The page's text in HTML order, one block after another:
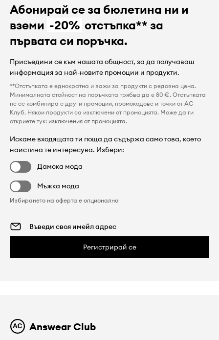
Абонирай се за бюлетина ни и
вземи -20% отстъпка** за
първата си поръчка.
Присъедини се към нашата общност, за да получаваш
информация за най-новите промоции и продукти.
**Отстъпката е еднократна и важи за продукти с редовна цена.
Минималната стойност на поръчката трябва да е 80 €. Отстъпката
не се комбинира с други промоции, промокодове и точки от AC
Клуб. Някои продукти са изключени от промоцията. Може да ги
откриете тук: изключения от промоцията.
Искаме входящата ти поща да съдържа само това, което
наистина те интересува. Избери:
Дамска мода
Мъжка мода
Избирането на оферта е опционално
Регистрирай се
Answear Club